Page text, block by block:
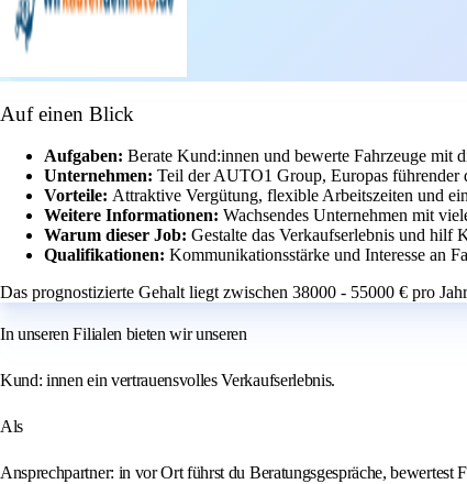
Auf einen Blick
Aufgaben: Berate Kund:innen und bewerte Fahrzeuge mit
Unternehmen: Teil der AUTO1 Group, Europas
Vorteile: Attraktive Vergütung, flexible Arbeitszeiten und
Weitere Informationen: Wachsendes Unternehmen mit
Warum dieser Job: Gestalte das Verkaufserlebnis und hilf
Qualifikationen: Kommunikationsstärke und Interesse an
Das prognostizierte Gehalt liegt zwischen 38000 - 55000 € pro
In unseren Filialen bieten wir unseren
Kund: innen ein vertrauensvolles Verkaufserlebnis.
Als
Ansprechpartner: in vor Ort führst du Beratungsgespräche,